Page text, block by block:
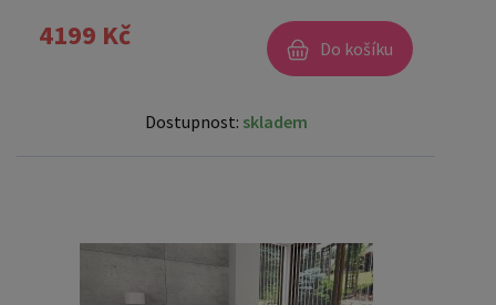
4199 Kč Do košíku
Dostupnost: skladem